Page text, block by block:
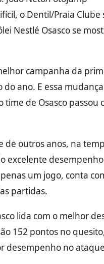
o Dentil/Praia
Nestlé Osasco se
campanha da
do ano. E essa
time de Osasco
de outros anos, na
excelente
um jogo, conta
partidas.
lida com o melhor
152 pontos no
desempenho no